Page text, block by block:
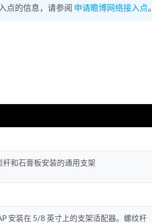
点的信息，请参阅 申请瞻博网络接入点。
杆和石膏板安装的通用支架
安装在 5/8 英寸上的支架适配器。螺纹杆